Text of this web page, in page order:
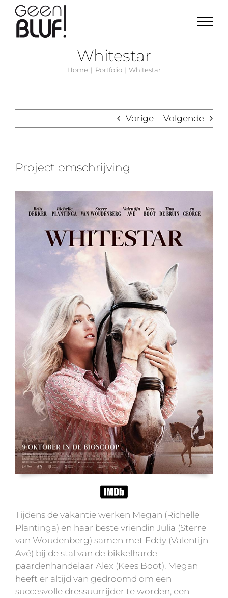
naar
inhoud
Whitestar
Home Portfolio Whitestar
Vorige Volgende
Project omschrijving
Tijdens de vakantie werken Megan (Richelle
Plantinga) en haar beste vriendin Julia (Sterre
van Woudenberg) samen met Eddy (Valentijn
Avé) bij de stal van de bikkelharde
paardenhandelaar Alex (Kees Boot). Megan
heeft er altijd van gedroomd om een
succesvolle dressuurrijder te worden, een